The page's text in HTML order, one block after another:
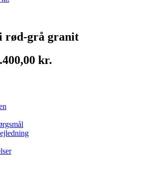
rød-grå granit
kr.